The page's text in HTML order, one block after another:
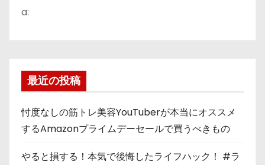
a:
最近の投稿
忖度なしの筋トレ美容YouTuberが本当にオススメ
するAmazonプライムデーセールで買うべきもの
やると損する！本気で後悔したライフハック！ #ラ